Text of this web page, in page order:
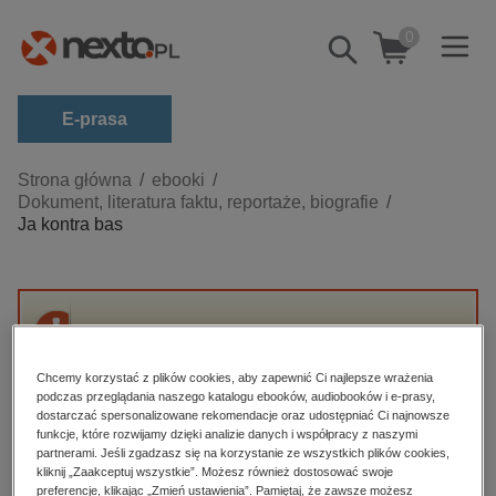
Pokaż/schowaj
wyszukiwarkę
0
E-prasa
Kategorie
Zobacz wszystkie E-prasa
biznesowe, branżowe, gospodarka
darmowe wydania
edukacja
hobby, sport, rozrywka
komputery, internet, technologie, informatyka
Strona główna
ebooki
Dokument, literatura faktu, reportaże, biografie
Ja kontra bas
High-contrast mode
Polecane
Chcemy korzystać z plików cookies, aby zapewnić Ci najlepsze wrażenia
podczas przeglądania naszego katalogu ebooków, audiobooków i e-prasy,
dostarczać spersonalizowane rekomendacje oraz udostępniać Ci najnowsze
funkcje, które rozwijamy dzięki analizie danych i współpracy z naszymi
partnerami. Jeśli zgadzasz się na korzystanie ze wszystkich plików cookies,
kliknij „Zaakceptuj wszystkie”. Możesz również dostosować swoje
preferencje, klikając „Zmień ustawienia”. Pamiętaj, że zawsze możesz